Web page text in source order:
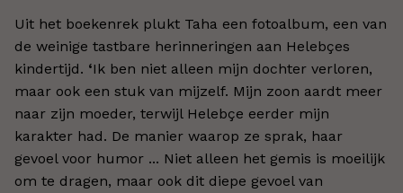
Uit het boekenrek plukt Taha een fotoalbum, een van
de weinige tastbare herinneringen aan Helebçes
kindertijd. ‘Ik ben niet alleen mijn dochter verloren,
maar ook een stuk van mijzelf. Mijn zoon aardt meer
naar zijn moeder, terwijl Helebçe eerder mijn
karakter had. De manier waarop ze sprak, haar
gevoel voor humor ... Niet alleen het gemis is moeilijk
om te dragen, maar ook dit diepe gevoel van